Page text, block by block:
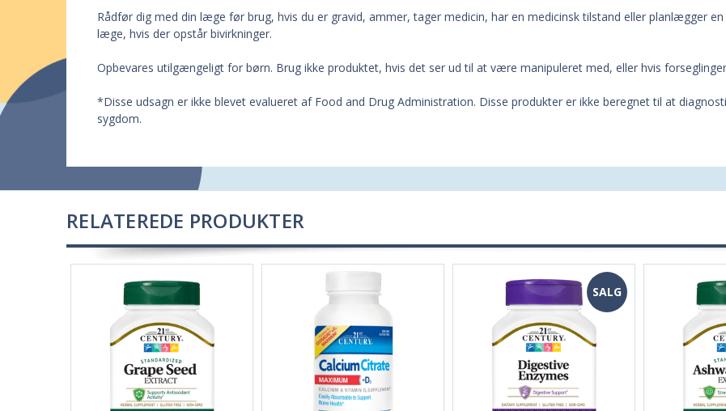
Rådfør dig med din læge før brug, hvis du er gravid, ammer, tager medicin, har en medicinsk tilstand eller planlægger
læge, hvis der opstår bivirkninger.
Opbevares utilgængeligt for børn. Brug ikke produktet, hvis det ser ud til at være manipuleret med, eller hvis
*Disse udsagn er ikke blevet evalueret af Food and Drug Administration. Disse produkter er ikke beregnet til at
sygdom.
RELATEREDE PRODUKTER
SALG